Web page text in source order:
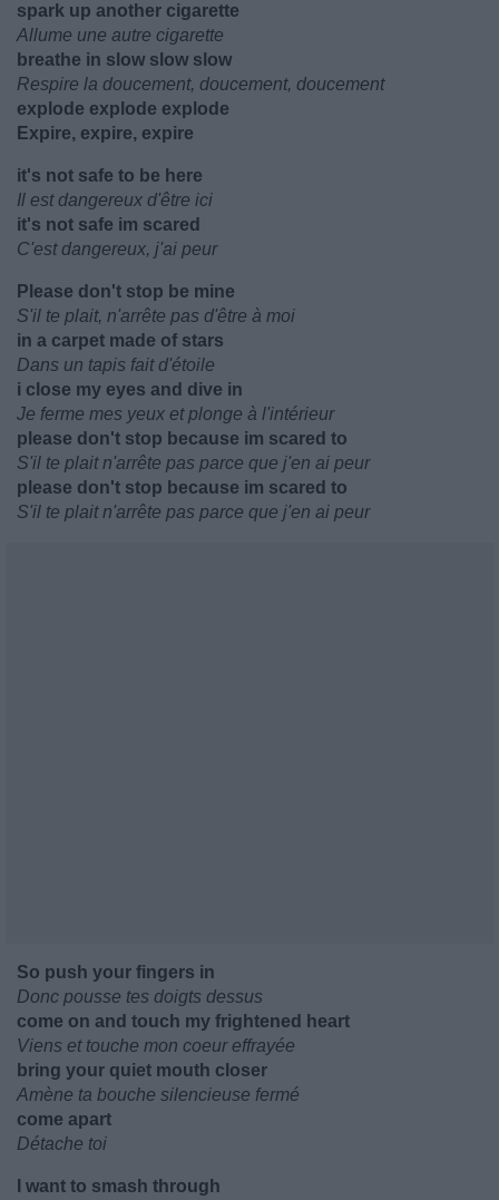
spark up another cigarette
Allume une autre cigarette
breathe in slow slow slow
Respire la doucement, doucement, doucement
explode explode explode
Expire, expire, expire
it's not safe to be here
Il est dangereux d'être ici
it's not safe im scared
C'est dangereux, j'ai peur
Please don't stop be mine
S'il te plait, n'arrête pas d'être à moi
in a carpet made of stars
Dans un tapis fait d'étoile
i close my eyes and dive in
Je ferme mes yeux et plonge à l'intérieur
please don't stop because im scared to
S'il te plait n'arrête pas parce que j'en ai peur
please don't stop because im scared to
S'il te plait n'arrête pas parce que j'en ai peur
So push your fingers in
Donc pousse tes doigts dessus
come on and touch my frightened heart
Viens et touche mon coeur effrayée
bring your quiet mouth closer
Amène ta bouche silencieuse fermé
come apart
Détache toi
I want to smash through